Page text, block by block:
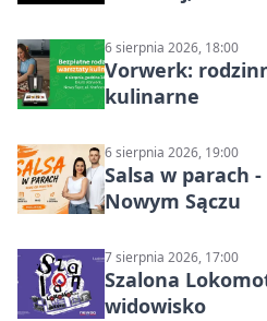
6 sierpnia 2026, 18:00
Vorwerk:
kulinarne
6 sierpnia 2026, 19:00
Salsa w parach
Nowym Sączu
7 sierpnia 2026, 17:00
Szalona
widowisko